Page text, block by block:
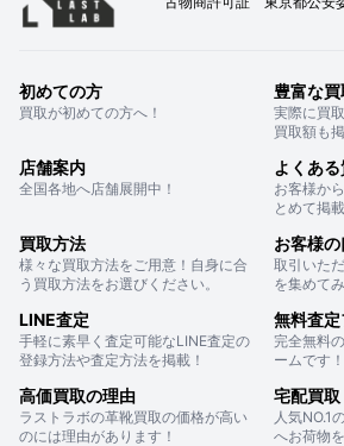
初めての方
買取が初めての方へ！
豊富な
実際に買
買取額も
店舗案内
全国各地へ店舗展開中！
よくあ
お客様か
とめて掲
買取方法
様々な買取方法をご用意！自身に合
う買取方法をお選びください。
お客様
取引いた
を集めて
LINE査定
手軽に素早く査定可能なLINE査定の
登録方法や査定方法を掲載！
無料査
完全無料
ームです！
高価買取の理由
ラストラボの革靴買取の価格が高い
のには理由があります！
宅配買取
人気NO.1
へお荷物